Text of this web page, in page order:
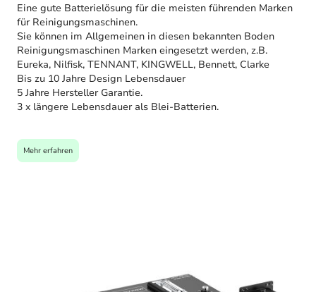
Eine gute Batterielösung für die meisten führenden Marken
für Reinigungsmaschinen.
Sie können im Allgemeinen in diesen bekannten Boden
Reinigungsmaschinen Marken eingesetzt werden, z.B.
Eureka, Nilfisk, TENNANT, KINGWELL, Bennett, Clarke
Bis zu 10 Jahre Design Lebensdauer
5 Jahre Hersteller Garantie.
3 x längere Lebensdauer als Blei-Batterien.
Mehr erfahren